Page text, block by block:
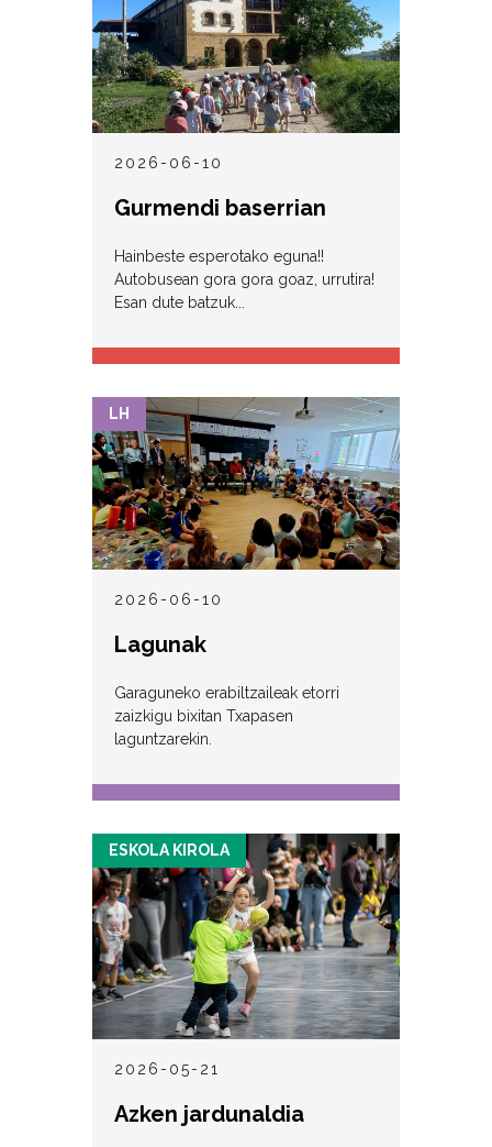
2026-06-10
Gurmendi baserrian
Hainbeste esperotako eguna!!
Autobusean gora gora goaz, urrutira!
Esan dute batzuk...
2026-06-10
LH
Lagunak
Garaguneko erabiltzaileak etorri
zaizkigu bixitan Txapasen
laguntzarekin.
2026-05-21
ESKOLA KIROLA
Azken jardunaldia